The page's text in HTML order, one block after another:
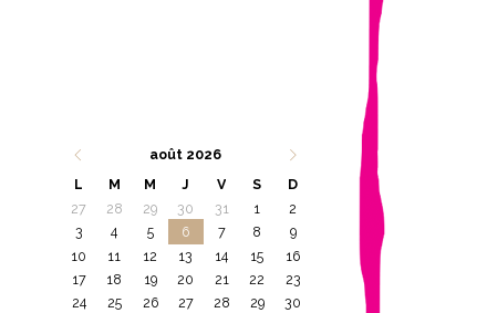
août 2026
L
M M J V S
D
27
28 29 30 31 1
2
3
4 5 6 7 8
9
10
11 12 13 14 15
16
17
18 19 20 21 22
23
24
25 26 27 28 29
30